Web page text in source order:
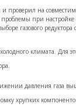
и проверил на
при
газового редуктора
климата. Для
давления газа
хрупких